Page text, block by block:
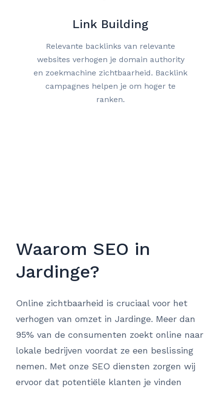
Link Building
Relevante backlinks van relevante
websites verhogen je domain authority
en zoekmachine zichtbaarheid. Backlink
campagnes helpen je om hoger te
ranken.
Waarom SEO in
Jardinge?
Online zichtbaarheid is cruciaal voor het
verhogen van omzet in Jardinge. Meer dan
95% van de consumenten zoekt online naar
lokale bedrijven voordat ze een beslissing
nemen. Met onze SEO diensten zorgen wij
ervoor dat potentiële klanten je vinden